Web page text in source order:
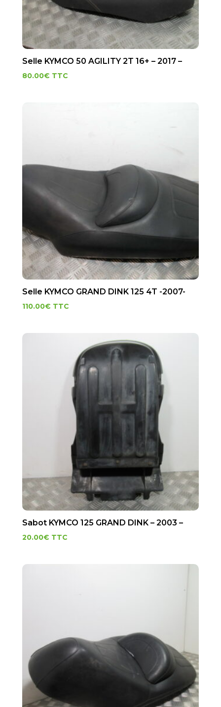
Selle KYMCO 50 AGILITY 2T 16+ – 2017 –
80.00€ TTC
Selle KYMCO GRAND DINK 125 4T -2007-
110.00€ TTC
Sabot KYMCO 125 GRAND DINK – 2003 –
20.00€ TTC